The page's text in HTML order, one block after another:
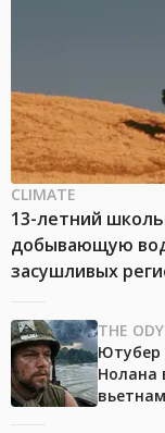
CLIMATE
13-летний
добывающую
засушливых
THE
Ютубер
Нолана